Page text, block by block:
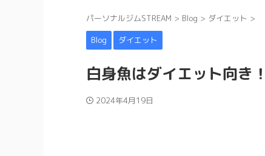
パーソナルジムSTREAM > Blog > ダイエット >
Blog
ダイエット
白身魚はダイエット向き
2024年4月19日